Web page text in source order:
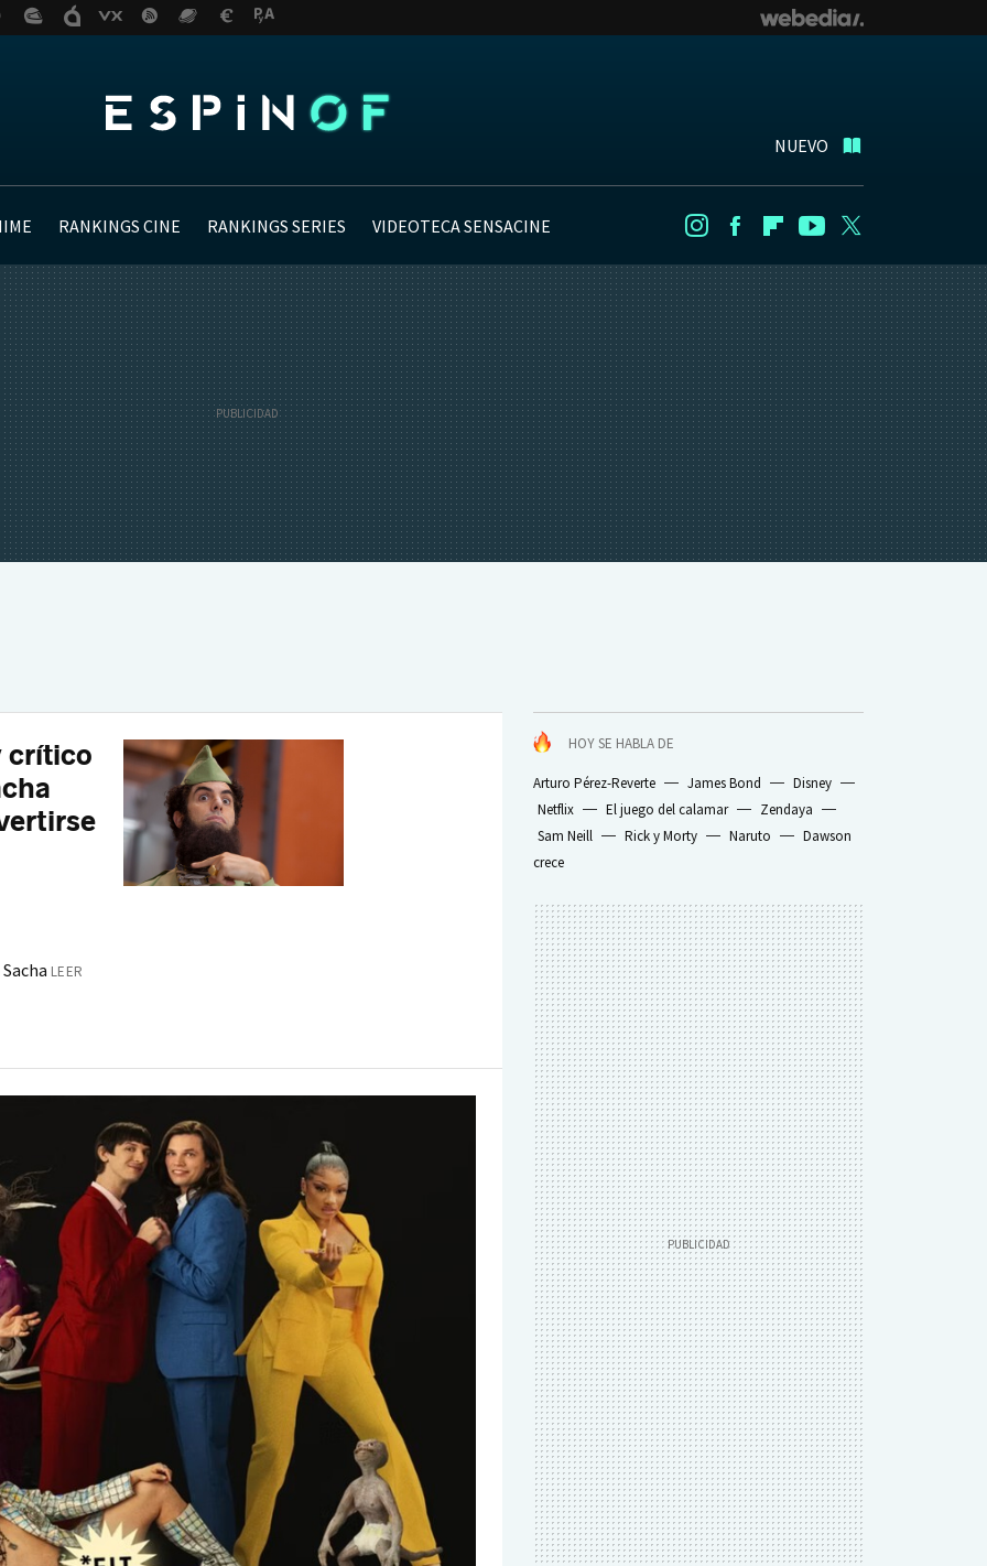
NUEVO
RANKINGS CINE RANKINGS SERIES VIDEOTECA SENSACINE InstagramFacebookFlipboard
Youtube
HOY SE HABLA DE
Arturo Pérez-Reverte James Bond
Disney
Netflix
El juego del calamar
Zendaya
Sam Neill
Rick y Morty Naruto
Dawson
crece
crítico
LEER